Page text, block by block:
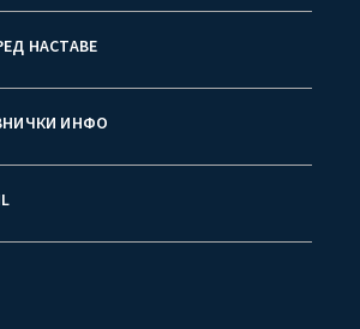
НАСТАВЕ
ИНФО